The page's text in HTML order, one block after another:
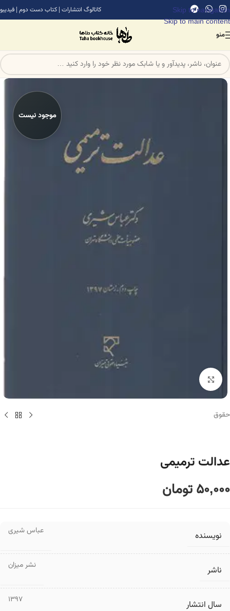
Skip to navigation
Skip to main content
کاتالوگ انتشارات | کتاب دست دوم | فیدیبو
منو
موجود نیست
برای بزرگنمایی کلیک کنید
حقوق
عدالت ترمیمی
50,000تومان
نویسنده عباس شیری
ناشر نشر میزان
سال انتشار 1397